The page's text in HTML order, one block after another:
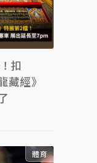
扣
藏經》
體育